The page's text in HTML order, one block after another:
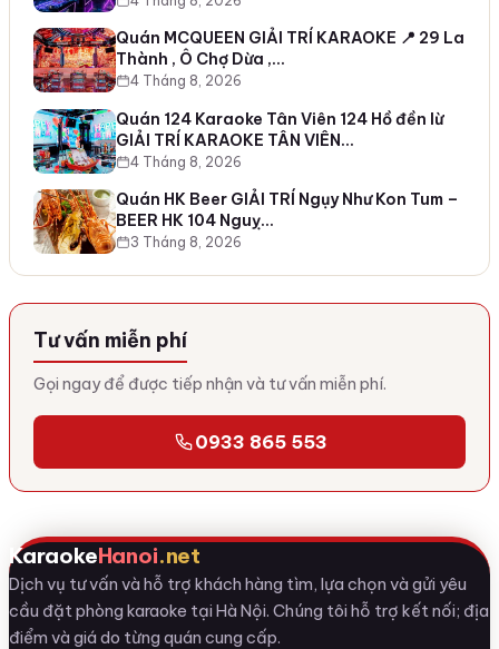
Quán MCQUEEN GIẢI TRÍ KARAOKE 📍 29 La
Thành , Ô Chợ Dừa ,…
4 Tháng 8, 2026
Quán 124 Karaoke Tân Viên 124 Hồ đền lừ
GIẢI TRÍ KARAOKE TÂN VIÊN…
4 Tháng 8, 2026
Quán HK Beer GIẢI TRÍ Ngụy Như Kon Tum –
BEER HK 104 Nguỵ…
3 Tháng 8, 2026
Tư vấn miễn phí
Gọi ngay để được tiếp nhận và tư vấn miễn phí.
0933 865 553
KaraokeHanoi.net
Dịch vụ tư vấn và hỗ trợ khách hàng tìm, lựa chọn và gửi yêu
cầu đặt phòng karaoke tại Hà Nội. Chúng tôi hỗ trợ kết nối; địa
điểm và giá do từng quán cung cấp.